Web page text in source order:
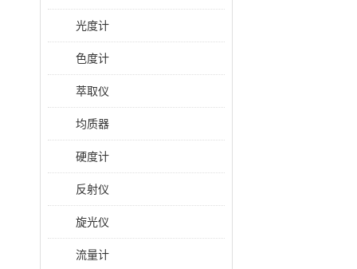
光度计
色度计
萃取仪
均质器
硬度计
反射仪
旋光仪
流量计